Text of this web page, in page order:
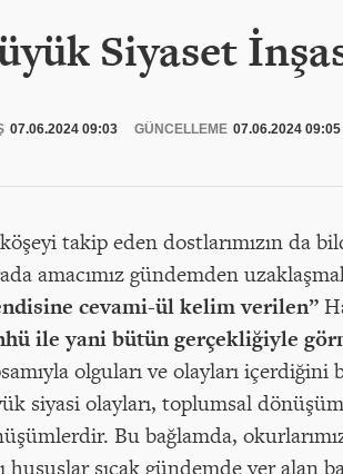
Siyaset
07.06.2024 09:03 GÜNCELLEME 07.06.2024 09:05
takip eden dostlarımızın da
amacımız gündemden
cevami-ül kelim verilen”
ile yani bütün gerçekliğiyle
olguları ve olayları
siyasi olayları, toplumsal
Bu bağlamda,
hususlar sıcak gündemde yer alan